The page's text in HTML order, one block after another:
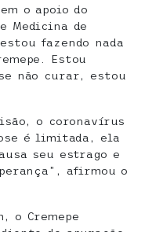
o apoio do
Medicina de
fazendo nada
Estou
não curar, estou
o coronavírus
é limitada, ela
seu estrago e
afirmou o
o Cremepe